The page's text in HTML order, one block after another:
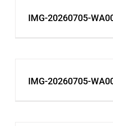
IMG-20260705-
IMG-20260705-